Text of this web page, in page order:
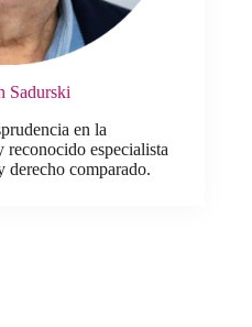
Sadurski
en la
especialista
derecho comparado.